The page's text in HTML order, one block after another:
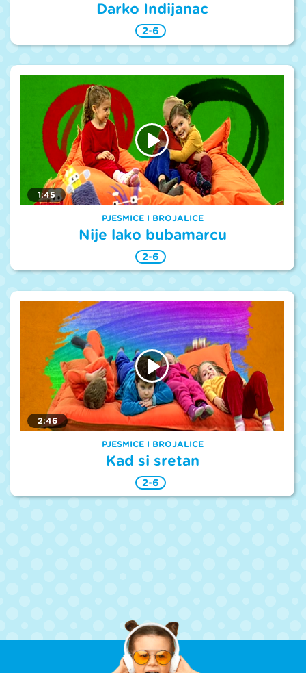
Darko Indijanac
2-6
1:45
PJESMICE I BROJALICE
Nije lako bubamarcu
2-6
2:46
PJESMICE I BROJALICE
Kad si sretan
2-6